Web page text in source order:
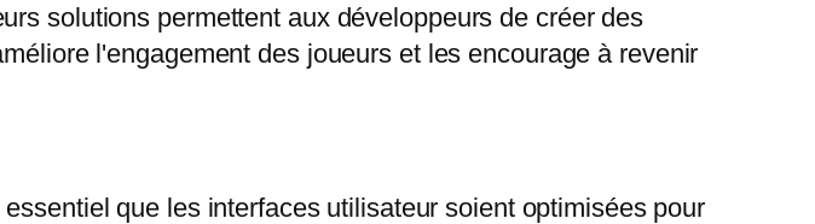
solutions permettent aux développeurs de créer des
l'engagement des joueurs et les encourage à revenir
que les interfaces utilisateur soient optimisées pour